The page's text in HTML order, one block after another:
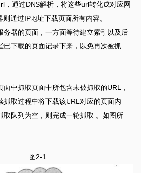
，通过DNS解析，将这些url转化成对应网
通过IP地址下载页面所有内容。
务器的页面，一方面等待建立索引以及后
已下载的页面记录下来，以免再次被抓
面中抓取页面中所包含未被抓取的URL，
抓取过程中将下载该URL对应的页面内
取队列为空，则完成一轮抓取 。如图所
图2-1